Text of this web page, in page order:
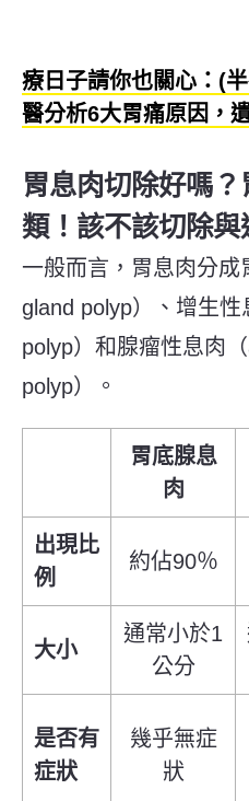
療日子請你也關心：(
醫分析6大胃痛原因，
胃息肉切除好嗎
類！該不該切除
一般而言，胃息肉分成
gland polyp）、增生
polyp）和腺瘤性息肉
polyp）。
胃底腺息
肉
出現比
例
約佔90％
大小
通常小於1
公分
是否有
症狀
幾乎無症
狀